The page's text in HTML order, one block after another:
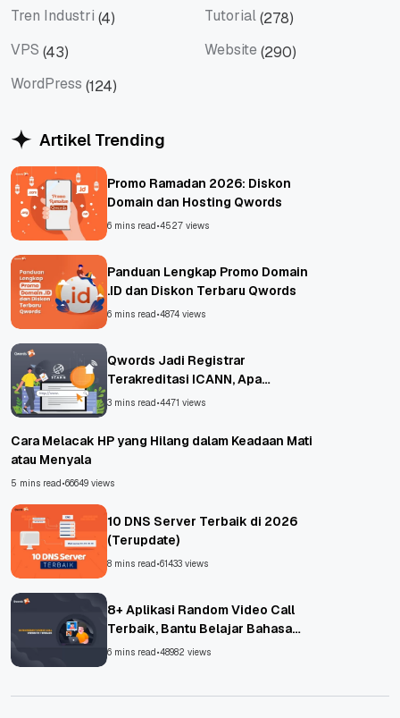
Tren Industri (4) Tutorial(278)
VPS (43) Website (290)
WordPress (124)
Artikel Trending
Promo Ramadan 2026: Diskon
Domain dan Hosting Qwords
6 mins read•4527 views
Panduan Lengkap Promo Domain
.ID dan Diskon Terbaru Qwords
6 mins read•4874 views
Qwords Jadi Registrar
Terakreditasi ICANN, Apa
Untungnya?
3 mins read•4471 views
Cara Melacak HP yang Hilang dalam Keadaan Mati
atau Menyala
5 mins read•66649 views
10 DNS Server Terbaik di 2026
(Terupdate)
8 mins read•61433 views
8+ Aplikasi Random Video Call
Terbaik, Bantu Belajar Bahasa
Asing!
6 mins read•48982 views